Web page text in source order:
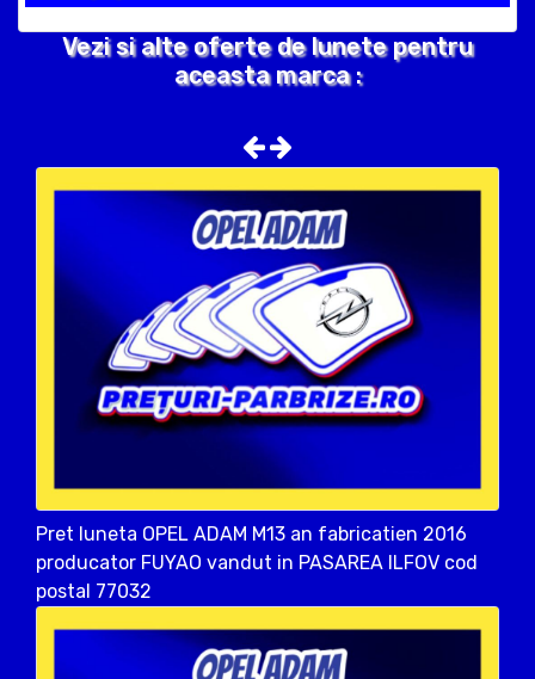
Vezi si alte oferte de lunete pentru
aceasta marca :
Pret luneta OPEL ADAM M13 an fabricatien 2016
producator FUYAO vandut in PASAREA ILFOV cod
postal 77032